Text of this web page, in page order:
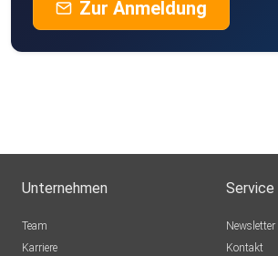
Zur Anmeldung
Unternehmen
Team
Karriere
Service
Newsletter
Kontakt